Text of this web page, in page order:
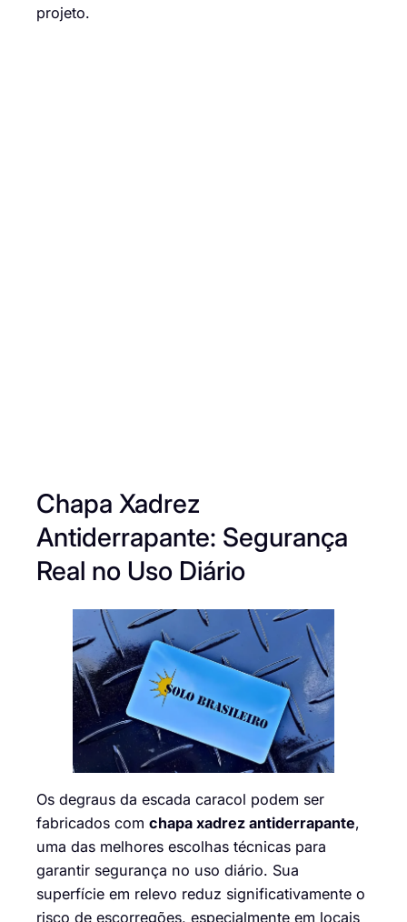
projeto.
Chapa Xadrez
Antiderrapante: Segurança
Real no Uso Diário
Os degraus da escada caracol podem ser
fabricados com chapa xadrez antiderrapante,
uma das melhores escolhas técnicas para
garantir segurança no uso diário. Sua
superfície em relevo reduz significativamente o
risco de escorregões, especialmente em locais